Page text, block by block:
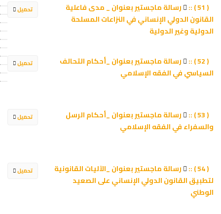
تحميل
رسالة ماجستير بعنوان _ مدى فاعلية
القانون الدولي الإنساني في النزاعات المسلحة
الدولية وغير الدولية
تحميل
رسالة ماجستير بعنوان _أحكام التحالف
السياسي في الفقه الإسلامي
تحميل
رسالة ماجستير بعنوان _أحكام الرسل
والسفراء في الفقه الإسلامي
تحميل
رسالة ماجستير بعنوان _الآليات القانونية
لتطبيق القانون الدولي الإنساني على الصعيد
الوطني